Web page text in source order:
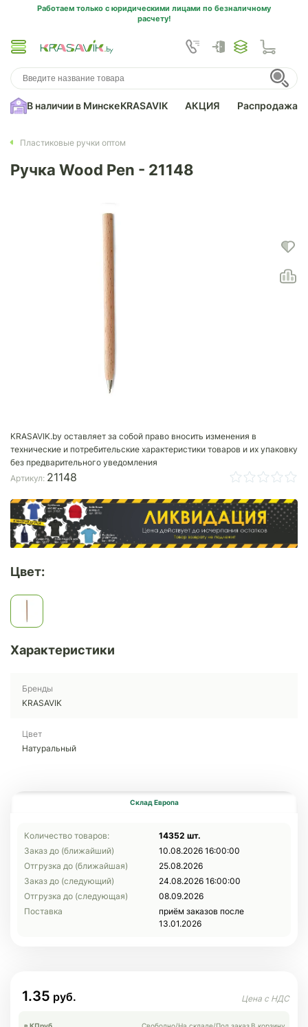
Работаем только с юридическими лицами по безналичному
расчету!
В наличии в МинскеKRASAVIK АКЦИЯ Распродажа
Пластиковые ручки оптом
Ручка Wood Pen - 21148
KRASAVIK.by оставляет за собой право вносить изменения в
технические и потребительские характеристики товаров и их упаковку
без предварительного уведомления
Артикул: 21148
Цвет:
Характеристики
Бренды
KRASAVIK
Цвет
Натуральный
Склад Европа
Количество товаров:
14352 шт.
Заказ до (ближайший)
10.08.2026 16:00:00
Отгрузка до (ближайшая)
25.08.2026
Заказ до (следующий)
24.08.2026 16:00:00
Отгрузка до (следующая)
08.09.2026
Поставка
приём заказов после
13.01.2026
1.35